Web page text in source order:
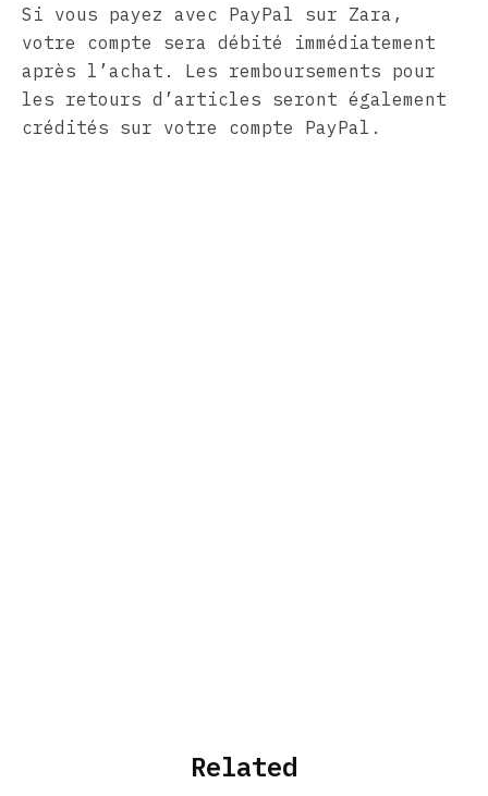
Si vous payez avec PayPal sur Zara,
votre compte sera débité immédiatement
après l’achat. Les remboursements pour
les retours d’articles seront également
crédités sur votre compte PayPal.
Related